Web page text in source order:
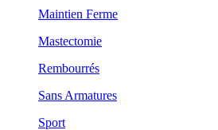
Maintien Ferme
Mastectomie
Rembourrés
Sans Armatures
Sport